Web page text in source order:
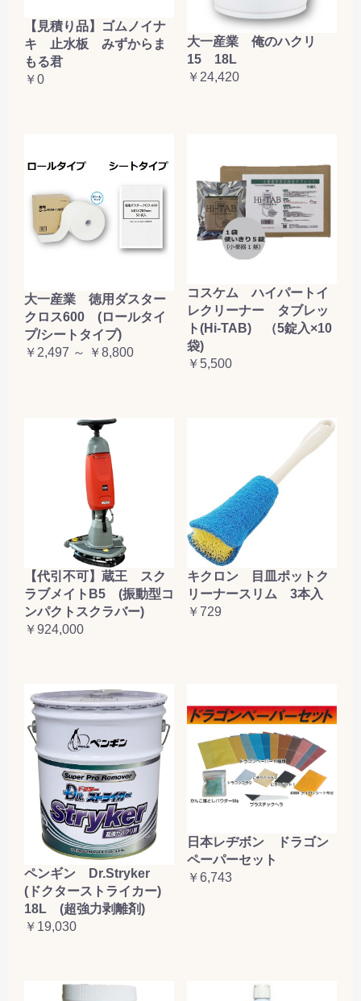
【見積り品】ゴムノイナ
キ 止水板 みずからま
もる君
￥0
大一産業 俺のハクリ
15 18L
￥24,420
大一産業 徳用ダスター
クロス600 (ロールタイ
プ/シートタイプ)
￥2,497 ～ ￥8,800
コスケム ハイパートイ
レクリーナー タブレッ
ト(Hi-TAB) （5錠入×10
袋)
￥5,500
【代引不可】蔵王 スク
ラブメイトB5 (振動型コ
ンパクトスクラバー)
￥924,000
キクロン 目皿ポットク
リーナースリム 3本入
￥729
ペンギン Dr.Stryker
(ドクターストライカー)
18L (超強力剥離剤)
￥19,030
日本レヂボン ドラゴン
ペーパーセット
￥6,743